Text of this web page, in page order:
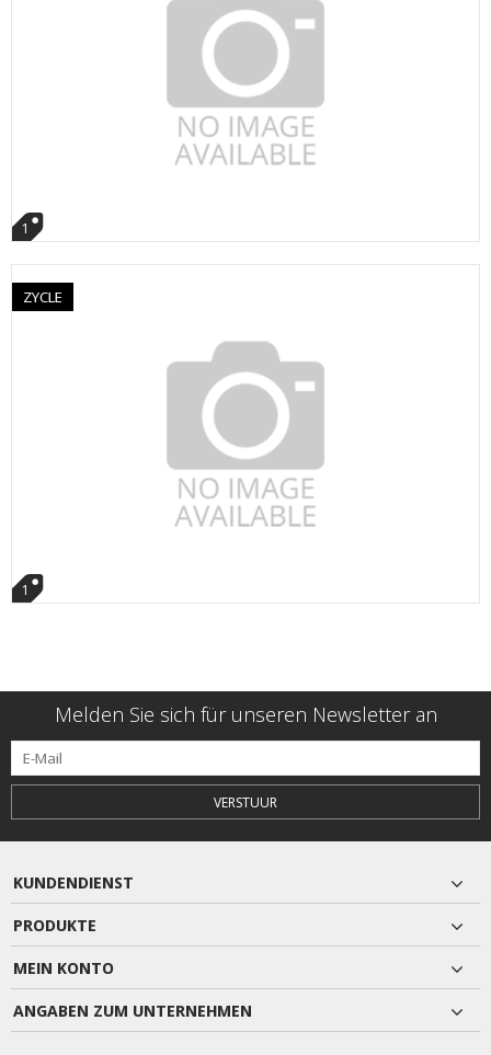
1
ZYCLE
1
Melden Sie sich für unseren Newsletter an
VERSTUUR
KUNDENDIENST
PRODUKTE
MEIN KONTO
ANGABEN ZUM UNTERNEHMEN